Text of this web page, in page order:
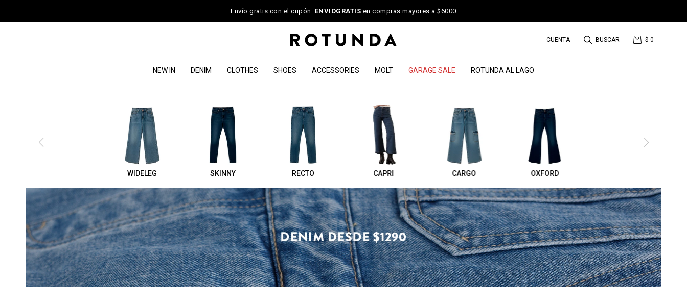
Envío gratis con el cupón: ENVIOGRATIS en compras mayores a $6000
NEW IN DENIM CLOTHES SHOES ACCESSORIES MOLT GARAGE SALE ROTUNDA AL LAGO
$ 0
WIDELEG SKINNY RECTO CAPRI CARGO OXFORD